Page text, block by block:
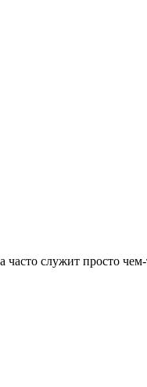
часто служит просто